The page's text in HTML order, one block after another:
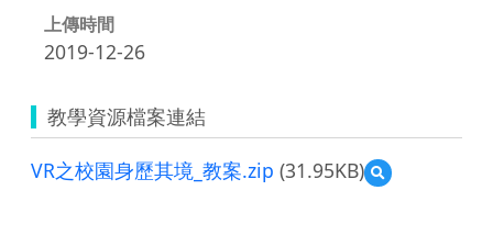
上傳時間
2019-12-26
教學資源檔案連結
VR之校園身歷其境_教案.zip (31.95KB)
預
覽